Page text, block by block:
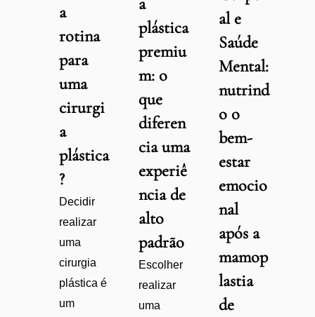
a
rotina
para
uma
cirurgi
a
plástica
?
Decidir
realizar
uma
cirurgia
plástica é
um
plástica
premiu
m: o
que
diferen
cia uma
experiê
ncia de
alto
padrão
Escolher
realizar
uma
al e
Saúde
Mental:
nutrind
o o
bem-
estar
emocio
nal
após a
mamop
lastia
de